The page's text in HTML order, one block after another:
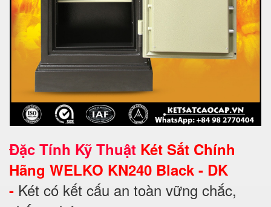
Đặc Tính Kỹ Thuật Két Sắt Chính
Hãng WELKO KN240 Black - DK
- Két có kết cấu an toàn vững chắc,